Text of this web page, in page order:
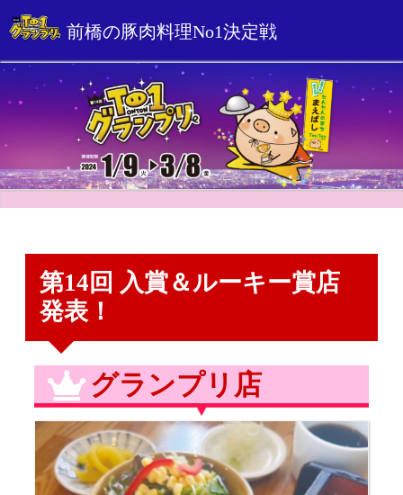
前橋の豚肉料理No1決定戦
第14回 入賞＆ルーキー賞店
発表！
グランプリ店